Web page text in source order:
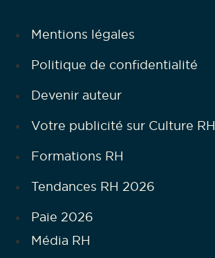
Mentions légales
Politique de confidentialité
Devenir auteur
Votre publicité sur Culture RH
Formations RH
Tendances RH 2026
Paie 2026
Média RH